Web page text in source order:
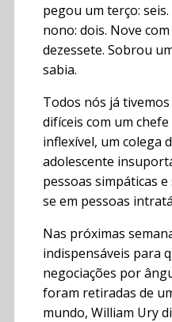
pegou um terço:
nono: dois. Nove
dezessete. Sobrou
sabia.
Todos nós já
difíceis com um
inflexível, um colega
adolescente
pessoas simpáticas
se em pessoas
Nas próximas
indispensáveis para
negociações por
foram retiradas de
mundo, William Ury